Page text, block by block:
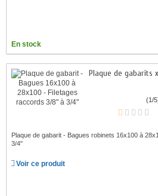
En stock
Plaque de gabarits
(1/
Plaque de gabarit - Bagues robinets 16x100 à
3/4"
Voir ce produit